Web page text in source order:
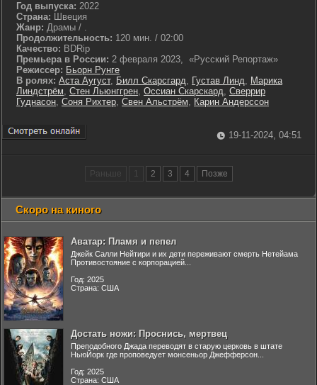
Год выпуска: 2022
Страна: Швеция
Жанр: Драмы / .
Продолжительность: 120 мин. / 02:00
Качество: BDRip
Премьера в России: 2 февраля 2023, «Русский Репортаж»
Режиссер: Бьорн Рунге
В ролях: Аста Аугуст, Билл Скарсгард, Густав Линд, Марика
Линдстрём, Стен Льюнггрен, Оссиан Скарскард, Сверрир
Гуднасон, Соня Рихтер, Свен Альстрём, Карин Андерссон
19-11-2024, 04:51
Раньше 2 3 4 Позже
Скоро на киного
Аватар: Пламя и пепел
Джейк Салли Нейтири и их дети переживают смерть Нетейама
Противостояние с корпорацией...
Год: 2025
Страна: США
Достать ножи: Проснись, мертвец
Преподобного Джада переводят в старую церковь в штате
НьюЙорк где проповедует монсеньор Джефферсон...
Год: 2025
Страна: США